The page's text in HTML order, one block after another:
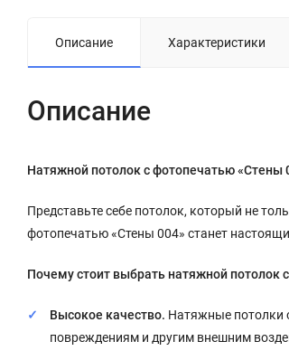
Описание Характеристики
Описание
Натяжной потолок с фотопечатью
Представьте себе потолок, который не
фотопечатью «Стены 004» станет
Почему стоит выбрать натяжной потолок
Высокое качество. Натяжные потолки
повреждениям и другим внешним